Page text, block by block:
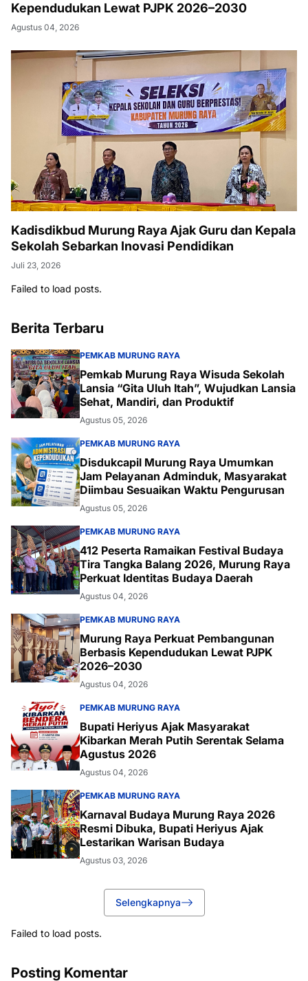
Kependudukan Lewat PJPK 2026–2030
Agustus 04, 2026
Kadisdikbud Murung Raya Ajak Guru dan Kepala
Sekolah Sebarkan Inovasi Pendidikan
Juli 23, 2026
Failed to load posts.
Berita Terbaru
PEMKAB MURUNG RAYA
Pemkab Murung Raya Wisuda Sekolah
Lansia “Gita Uluh Itah”, Wujudkan Lansia
Sehat, Mandiri, dan Produktif
Agustus 05, 2026
PEMKAB MURUNG RAYA
Disdukcapil Murung Raya Umumkan
Jam Pelayanan Adminduk, Masyarakat
Diimbau Sesuaikan Waktu Pengurusan
Agustus 05, 2026
PEMKAB MURUNG RAYA
412 Peserta Ramaikan Festival Budaya
Tira Tangka Balang 2026, Murung Raya
Perkuat Identitas Budaya Daerah
Agustus 04, 2026
PEMKAB MURUNG RAYA
Murung Raya Perkuat Pembangunan
Berbasis Kependudukan Lewat PJPK
2026–2030
Agustus 04, 2026
PEMKAB MURUNG RAYA
Bupati Heriyus Ajak Masyarakat
Kibarkan Merah Putih Serentak Selama
Agustus 2026
Agustus 04, 2026
PEMKAB MURUNG RAYA
Karnaval Budaya Murung Raya 2026
Resmi Dibuka, Bupati Heriyus Ajak
Lestarikan Warisan Budaya
Agustus 03, 2026
Selengkapnya
Failed to load posts.
Posting Komentar